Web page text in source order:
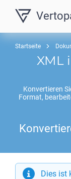
Startseite
XML
Konvertieren
Format,
Dies ist